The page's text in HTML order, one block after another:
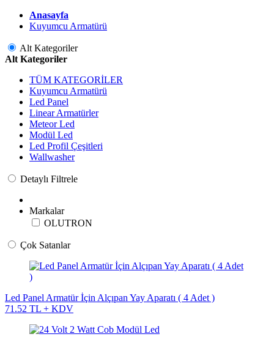
Anasayfa
Kuyumcu Armatürü
Alt Kategoriler
Alt Kategoriler
TÜM KATEGORİLER
Kuyumcu Armatürü
Led Panel
Linear Armatürler
Meteor Led
Modül Led
Led Profil Çeşitleri
Wallwasher
Detaylı Filtrele
Markalar
OLUTRON
Çok Satanlar
Led Panel Armatür İçin Alçıpan Yay Aparatı ( 4 Adet )
71.52 TL + KDV